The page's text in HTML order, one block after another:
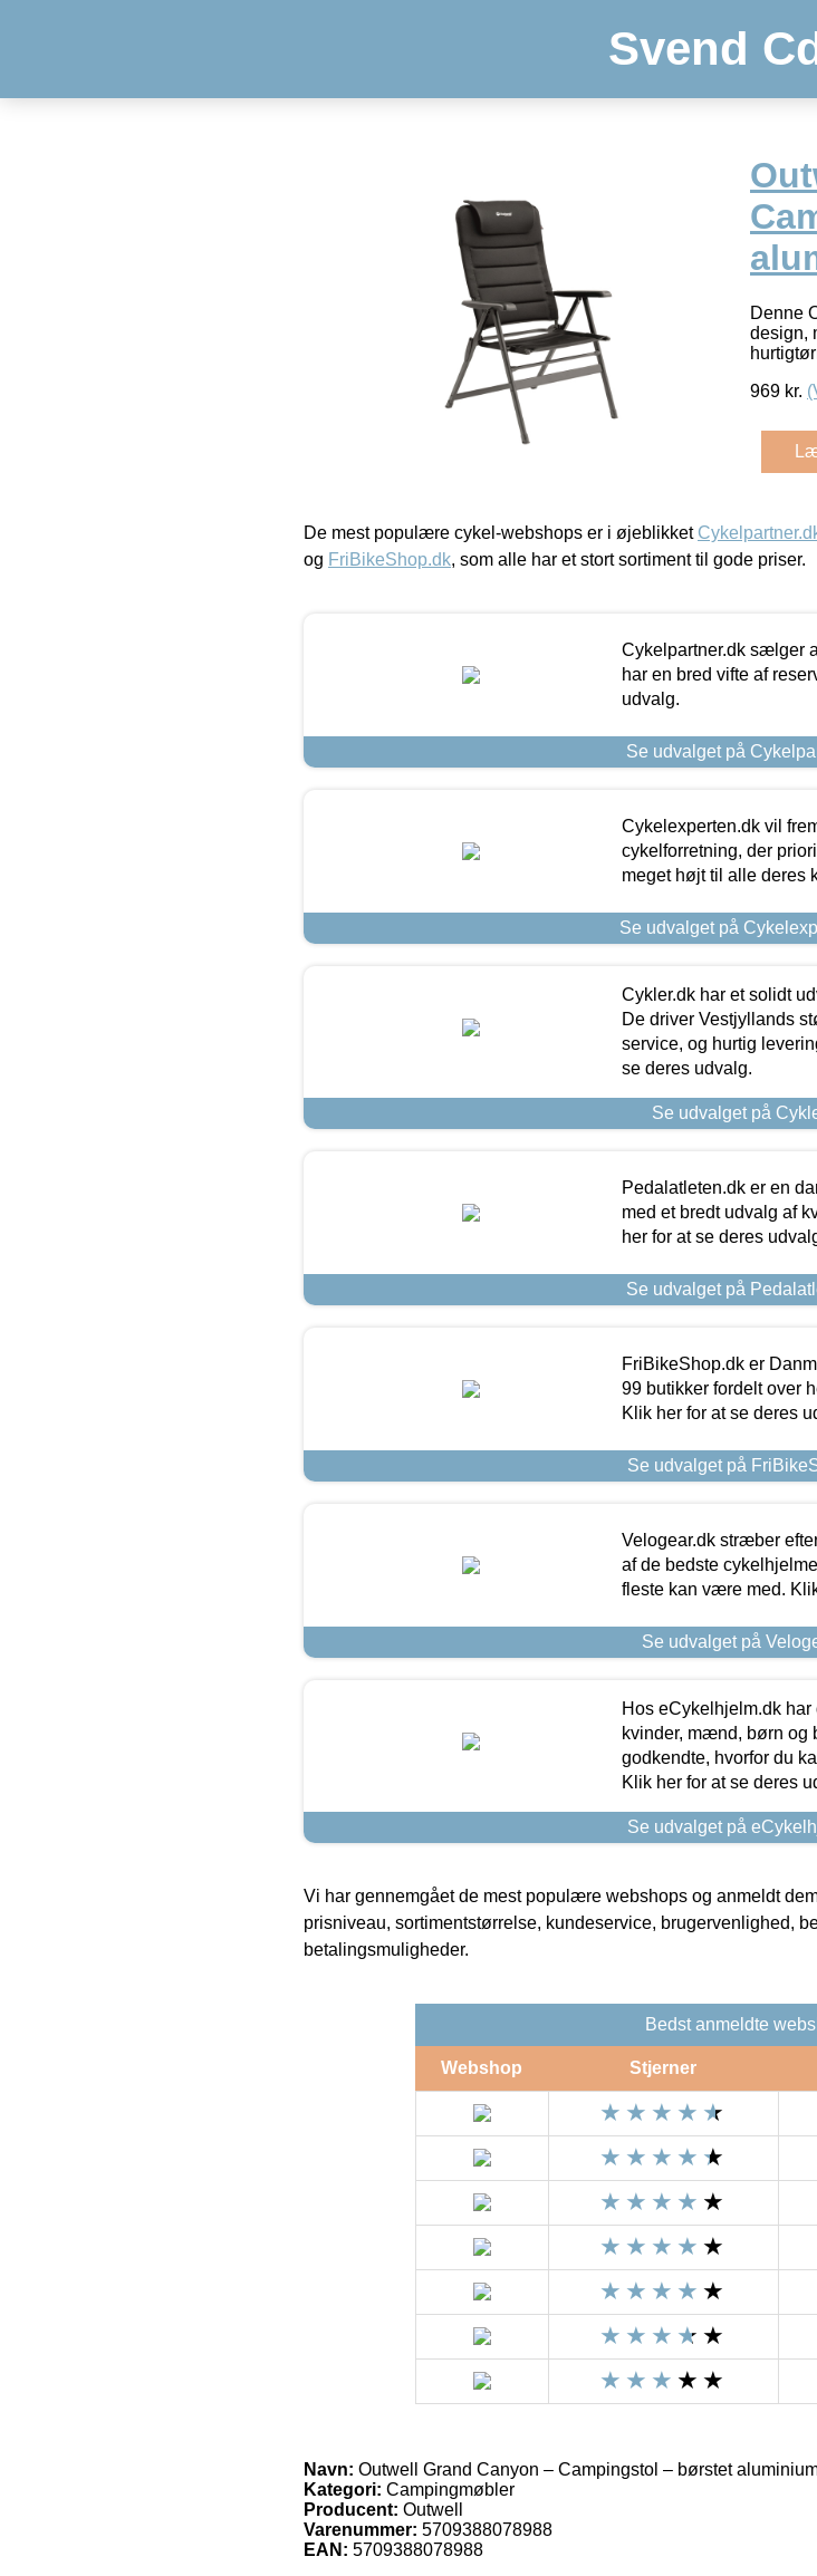
Svend
Denne
design,
969 kr.
De mest populære cykel-webshops er i øjeblikket
og FriBikeShop.dk, som alle har et stort sortiment til gode priser.
Cykelpartner.dk sælger
har en bred vifte af
udvalg.
Se udvalget på
Cykelexperten.dk vil
cykelforretning, der
meget højt til alle deres
Se udvalget på
Cykler.dk har et solidt
De driver Vestjyllands
service, og hurtig
se deres udvalg.
Se udvalget på
Pedalatleten.dk er en
med et bredt udvalg af
her for at se deres
Se udvalget på
FriBikeShop.dk er
99 butikker fordelt over
Klik her for at se deres
Se udvalget på
Velogear.dk stræber
af de bedste
fleste kan være med.
Se udvalget på
Hos eCykelhjelm.dk
kvinder, mænd, børn og
godkendte, hvorfor du
Klik her for at se deres
Se udvalget på
Vi har gennemgået de mest populære webshops og anmeldt
prisniveau, sortimentstørrelse, kundeservice, brugervenlighed,
betalingsmuligheder.
Bedst anmeldte
Webshop Stjerner
Navn: Outwell Grand Canyon – Campingstol – børstet
Kategori: Campingmøbler
Producent: Outwell
Varenummer: 5709388078988
EAN: 5709388078988